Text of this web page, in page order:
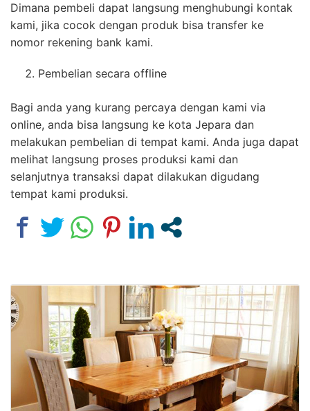
Dimana pembeli dapat langsung menghubungi kontak
kami, jika cocok dengan produk bisa transfer ke
nomor rekening bank kami.
Pembelian secara offline
Bagi anda yang kurang percaya dengan kami via
online, anda bisa langsung ke kota Jepara dan
melakukan pembelian di tempat kami. Anda juga dapat
melihat langsung proses produksi kami dan
selanjutnya transaksi dapat dilakukan digudang
tempat kami produksi.